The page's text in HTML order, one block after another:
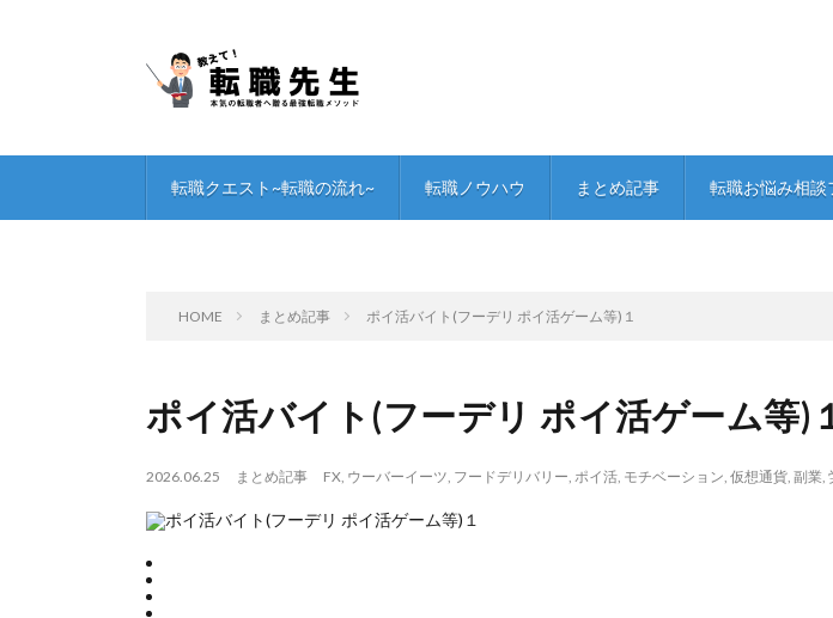
転職クエスト~転職の流れ~ 転職ノウハウ まとめ記事 転職お悩み相談
HOME まとめ記事 ポイ活バイト(フーデリ ポイ活ゲーム等)１
ポイ活バイト(フーデリ ポイ活ゲーム等)
2026.06.25 まとめ記事 FX, ウーバーイーツ, フードデリバリー, ポイ活, モチベーション, 仮想通貨, 副業,